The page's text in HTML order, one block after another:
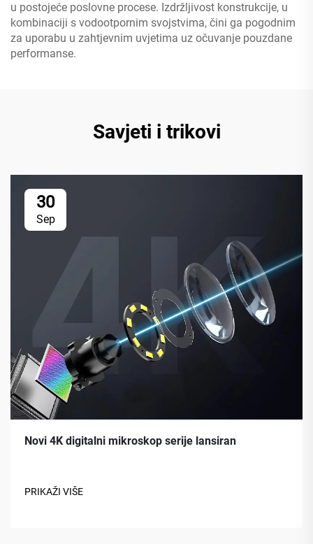
u postojeće poslovne procese. Izdržljivost konstrukcije, u
kombinaciji s vodootpornim svojstvima, čini ga pogodnim
za uporabu u zahtjevnim uvjetima uz očuvanje pouzdane
performanse.
Savjeti i trikovi
30
Sep
Novi 4K digitalni mikroskop serije lansiran
PRIKAŽI VIŠE